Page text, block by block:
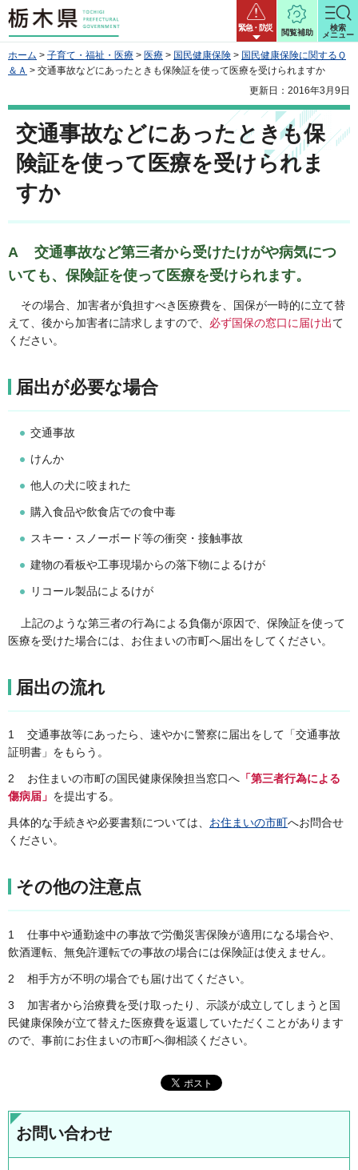
栃木県 緊急・防災
閲覧補助
検索
メニュー
ホーム > 子育て・福祉・医療 > 医療 > 国民健康保険 > 国民健康保険に関するＱ
＆Ａ > 交通事故などにあったときも保険証を使って医療を受けられますか
更新日：2016年3月9日
交通事故などにあったときも保
険証を使って医療を受けられま
すか
A 交通事故など第三者から受けたけがや病気につ
いても、保険証を使って医療を受けられます。
その場合、加害者が負担すべき医療費を、国保が一時的に立て替
えて、後から加害者に請求しますので、 必ず国保の窓口に届け出て
ください。
届出が必要な場合
交通事故
けんか
他人の犬に咬まれた
購入食品や飲食店での食中毒
スキー・スノーボード等の衝突・接触事故
建物の看板や工事現場からの落下物によるけが
リコール製品によるけが
上記のような第三者の行為による負傷が原因で、保険証を使って
医療を受けた場合には、お住まいの市町へ届出をしてください。
届出の流れ
1 交通事故等にあったら、速やかに警察に届出をして「交通事故
証明書」をもらう。
2 お住まいの市町の国民健康保険担当窓口へ 「第三者行為による
傷病届」 を提出する。
具体的な手続きや必要書類については、 お住まいの市町へお問合せ
ください。
その他の注意点
1 仕事中や通勤途中の事故で労働災害保険が適用になる場合や、
飲酒運転、無免許運転での事故の場合には保険証は使えません。
2 相手方が不明の場合でも届け出てください。
3 加害者から治療費を受け取ったり、示談が成立してしまうと国
民健康保険が立て替えた医療費を返還していただくことがあります
ので、事前にお住まいの市町へ御相談ください。
お問い合わせ